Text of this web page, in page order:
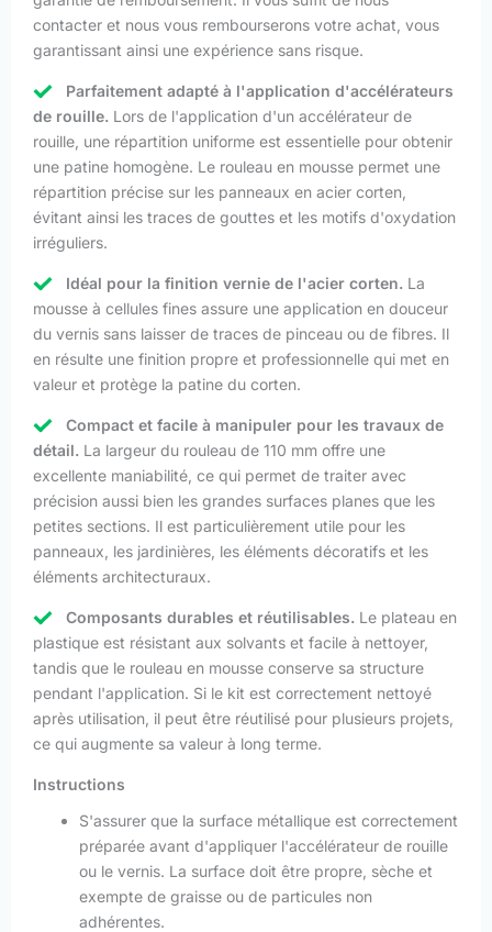
contacter et nous vous rembourserons votre achat, vous
garantissant ainsi une expérience sans risque.
Parfaitement adapté à l'application d'accélérateurs
de rouille. Lors de l'application d'un accélérateur de
rouille, une répartition uniforme est essentielle pour obtenir
une patine homogène. Le rouleau en mousse permet une
répartition précise sur les panneaux en acier corten,
évitant ainsi les traces de gouttes et les motifs d'oxydation
irréguliers.
Idéal pour la finition vernie de l'acier corten. La
mousse à cellules fines assure une application en douceur
du vernis sans laisser de traces de pinceau ou de fibres. Il
en résulte une finition propre et professionnelle qui met en
valeur et protège la patine du corten.
Compact et facile à manipuler pour les travaux de
détail. La largeur du rouleau de 110 mm offre une
excellente maniabilité, ce qui permet de traiter avec
précision aussi bien les grandes surfaces planes que les
petites sections. Il est particulièrement utile pour les
panneaux, les jardinières, les éléments décoratifs et les
éléments architecturaux.
Composants durables et réutilisables. Le plateau en
plastique est résistant aux solvants et facile à nettoyer,
tandis que le rouleau en mousse conserve sa structure
pendant l'application. Si le kit est correctement nettoyé
après utilisation, il peut être réutilisé pour plusieurs projets,
ce qui augmente sa valeur à long terme.
Instructions
S'assurer que la surface métallique est correctement
préparée avant d'appliquer l'accélérateur de rouille
ou le vernis. La surface doit être propre, sèche et
exempte de graisse ou de particules non
adhérentes.